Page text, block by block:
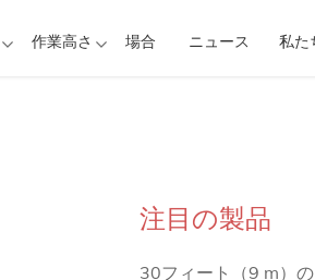
作業高さ 場合 ニュース 私た
注目の製品
30フィート（9 m）